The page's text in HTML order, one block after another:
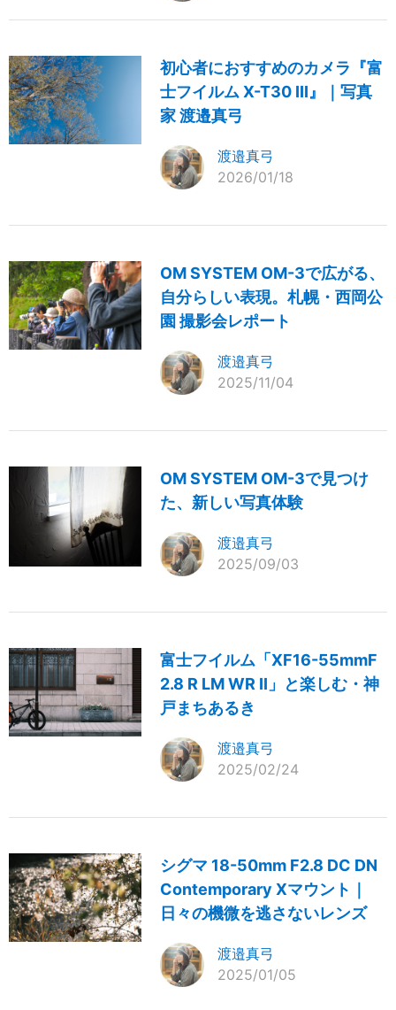
初心者におすすめのカメラ『富
士フイルム X-T30 III』｜写真
家 渡邉真弓
渡邉真弓
2026/01/18
OM SYSTEM OM-3で広がる、
自分らしい表現。札幌・西岡公
園 撮影会レポート
渡邉真弓
2025/11/04
OM SYSTEM OM-3で見つけ
た、新しい写真体験
渡邉真弓
2025/09/03
富士フイルム「XF16-55mmF
2.8 R LM WR II」と楽しむ・神
戸まちあるき
渡邉真弓
2025/02/24
シグマ 18-50mm F2.8 DC DN
Contemporary Xマウント｜
日々の機微を逃さないレンズ
渡邉真弓
2025/01/05